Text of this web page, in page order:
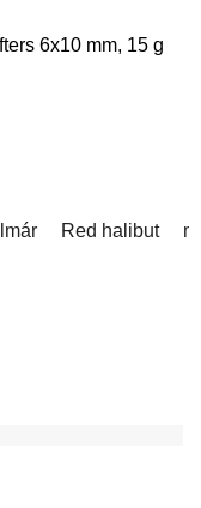
6x10 mm, 15 g
Red halibut